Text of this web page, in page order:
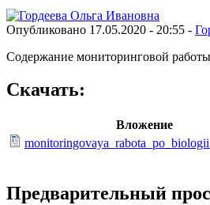
Опубликовано 17.05.2020 - 20:55 -
Содержание мониторинговой
Скачать:
Вложение
Предварительный